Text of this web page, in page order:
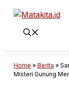
Langsung
Home » Berita »
Misteri Gunung